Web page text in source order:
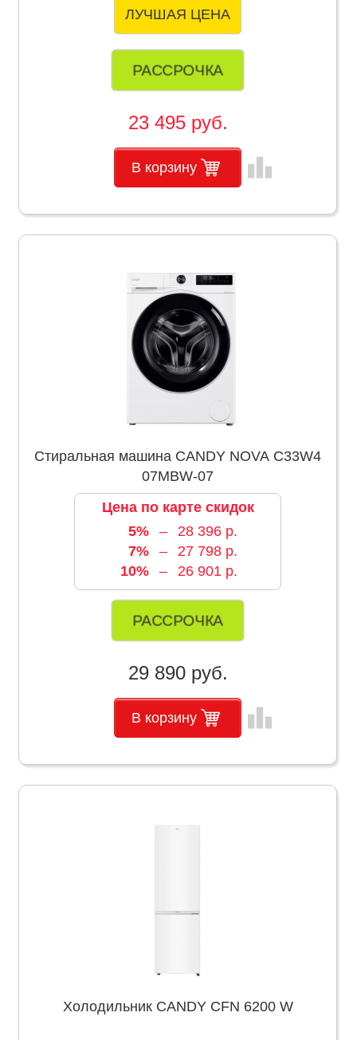
ЛУЧШАЯ ЦЕНА
РАССРОЧКА
23 495 руб.
В корзину leaderboard
Стиральная машина CANDY NOVA C33W4
07MBW-07
Цена по карте скидок
5%
–
28 396 р.
7%
–
27 798 р.
10%
– 26 901 р.
РАССРОЧКА
29 890 руб.
В корзину leaderboard
Холодильник CANDY CFN 6200 W